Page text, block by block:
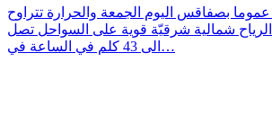
بصفاقس اليوم الجمعة والحرارة تتراوح
40 درجة الرياح شمالية شرقيّة قوية على السواحل تصل
الى 43 كلم في الساعة في…